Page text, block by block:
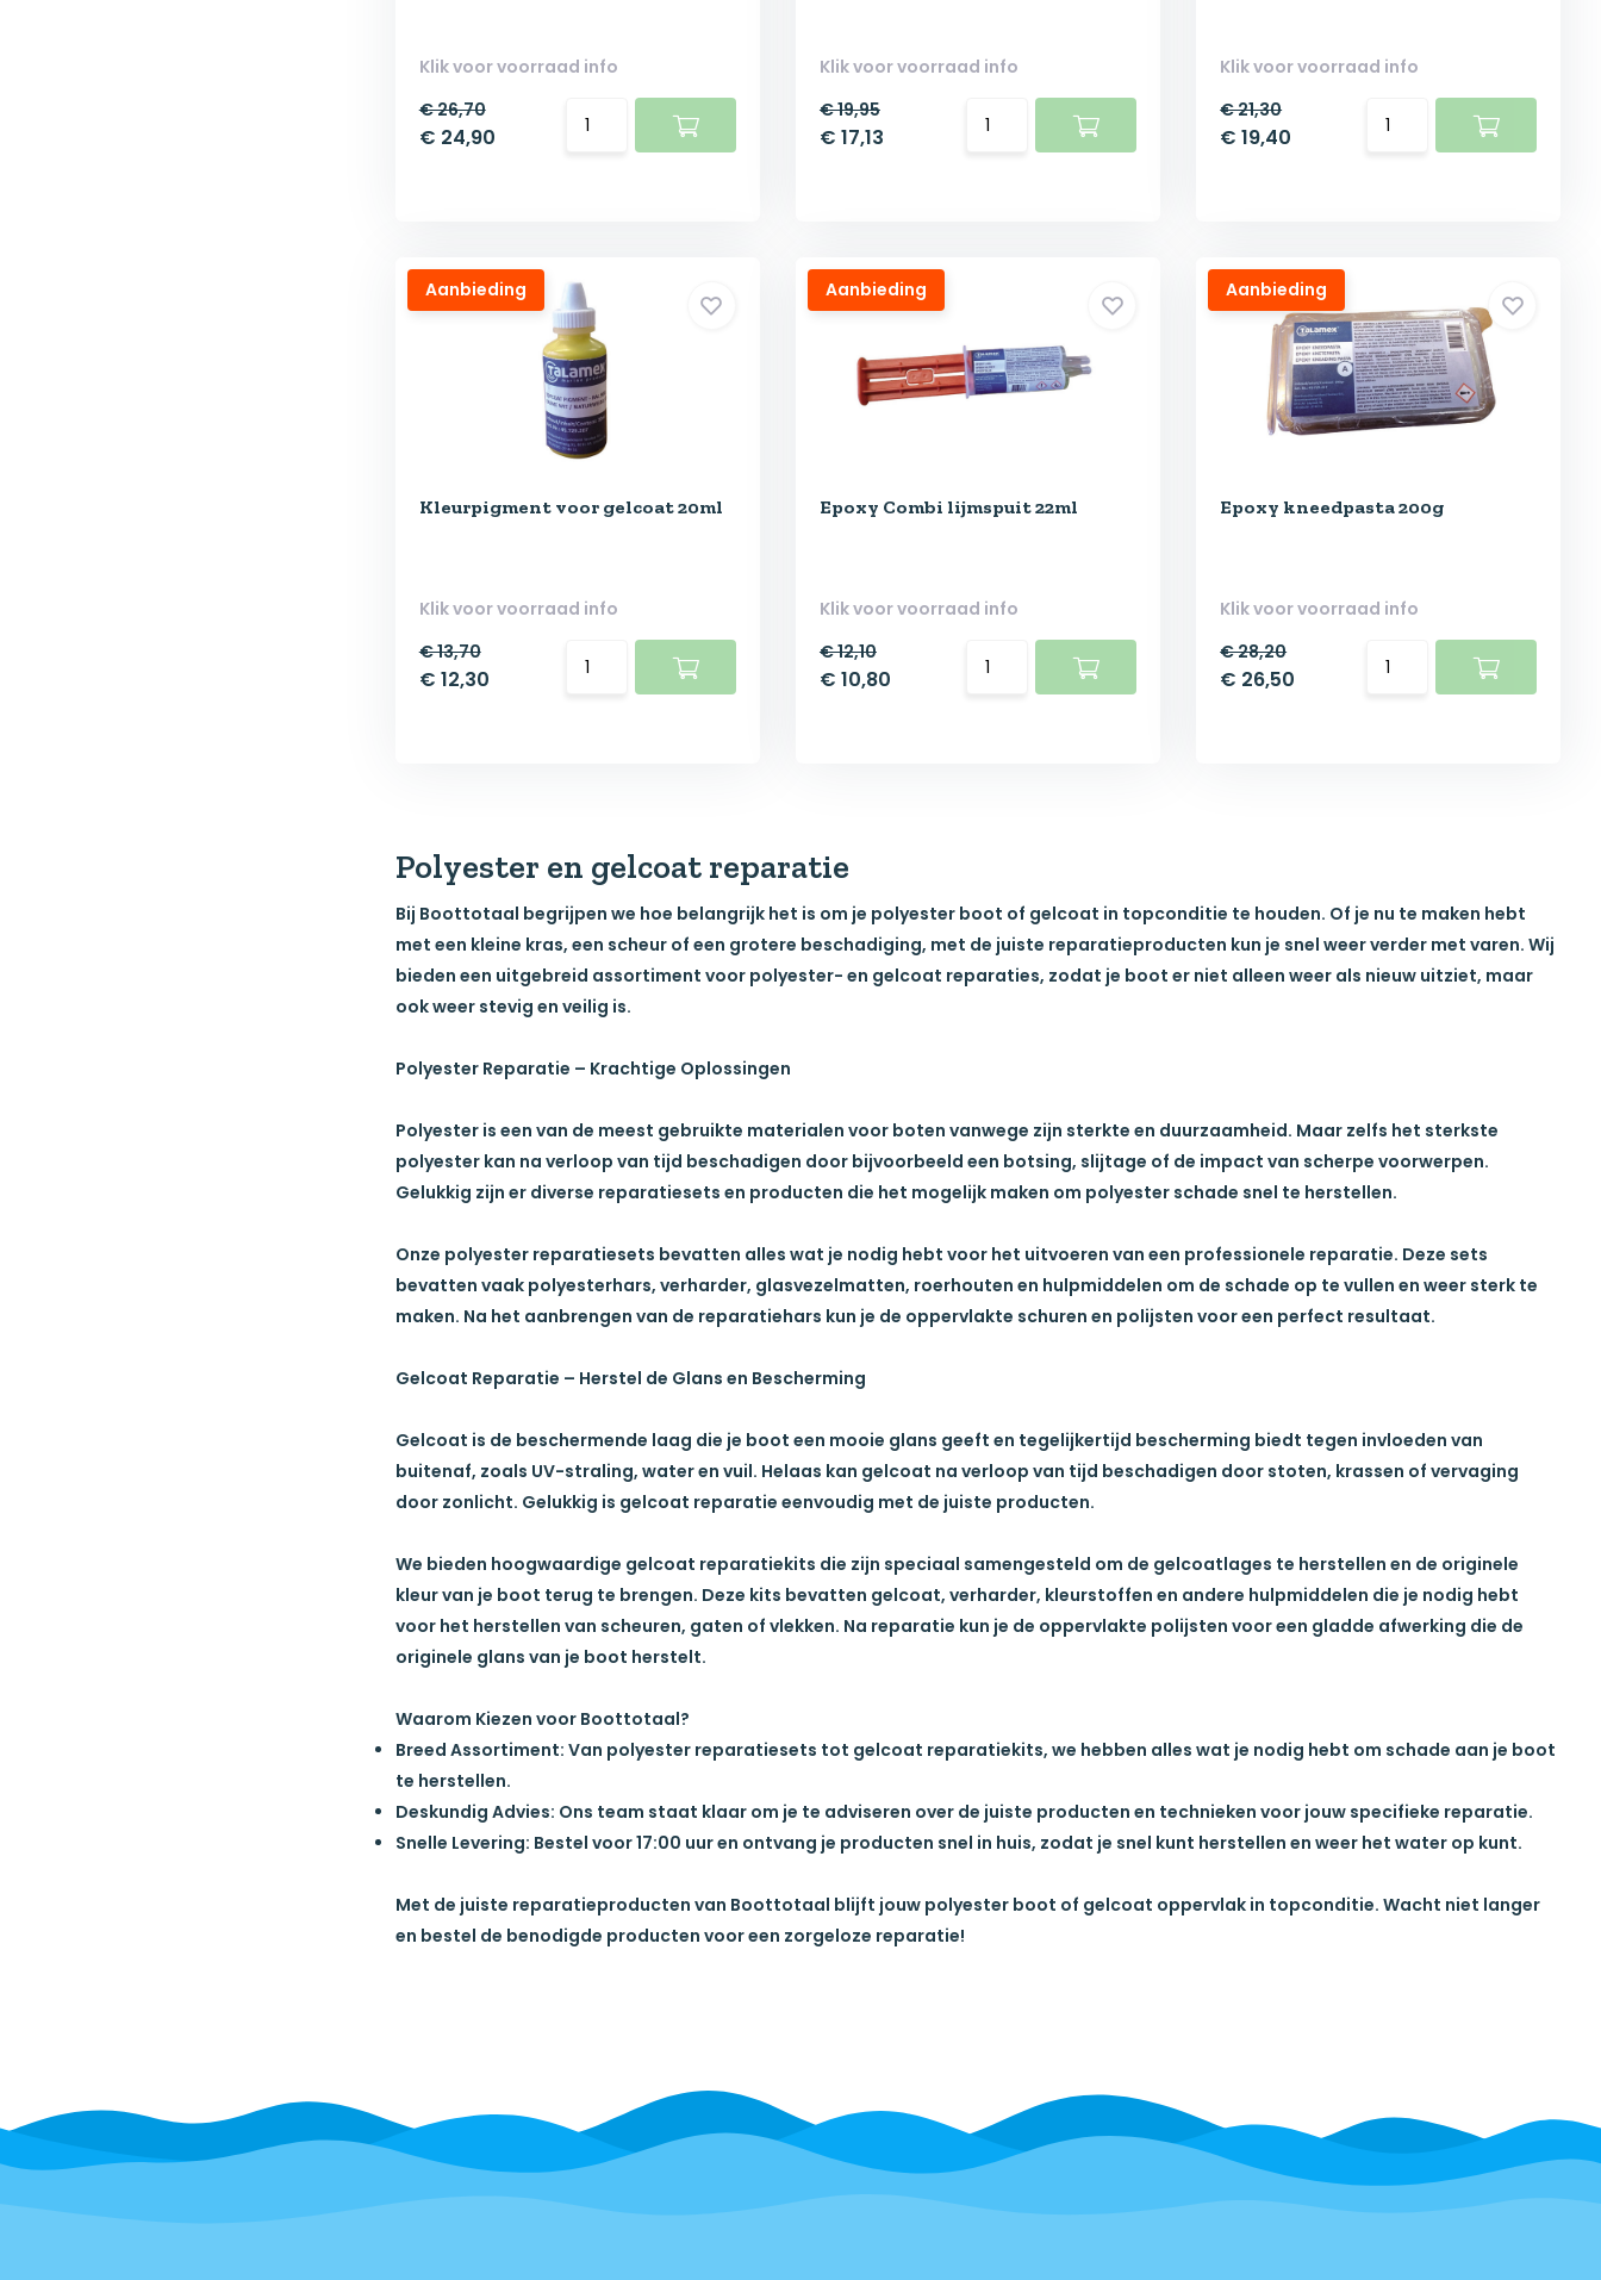
Klik voor voorraad info
€ 26,70
€ 24,90
Klik voor voorraad info
€ 19,95
€ 17,13
Klik voor voorraad info
€ 21,30
€ 19,40
Aanbieding
Kleurpigment voor gelcoat 20ml
Klik voor voorraad info
€ 13,70
€ 12,30
Aanbieding
Epoxy Combi lijmspuit 22ml
Klik voor voorraad info
€ 12,10
€ 10,80
Aanbieding
Epoxy kneedpasta 200g
Klik voor voorraad info
€ 28,20
€ 26,50
Polyester en gelcoat reparatie
Bij Boottotaal begrijpen we hoe belangrijk het is om je polyester boot of gelcoat in topconditie te houden. Of je nu te maken hebt
met een kleine kras, een scheur of een grotere beschadiging, met de juiste reparatieproducten kun je snel weer verder met varen. Wij
bieden een uitgebreid assortiment voor polyester- en gelcoat reparaties, zodat je boot er niet alleen weer als nieuw uitziet, maar
ook weer stevig en veilig is.
Polyester Reparatie – Krachtige Oplossingen
Polyester is een van de meest gebruikte materialen voor boten vanwege zijn sterkte en duurzaamheid. Maar zelfs het sterkste
polyester kan na verloop van tijd beschadigen door bijvoorbeeld een botsing, slijtage of de impact van scherpe voorwerpen.
Gelukkig zijn er diverse reparatiesets en producten die het mogelijk maken om polyester schade snel te herstellen.
Onze polyester reparatiesets bevatten alles wat je nodig hebt voor het uitvoeren van een professionele reparatie. Deze sets
bevatten vaak polyesterhars, verharder, glasvezelmatten, roerhouten en hulpmiddelen om de schade op te vullen en weer sterk te
maken. Na het aanbrengen van de reparatiehars kun je de oppervlakte schuren en polijsten voor een perfect resultaat.
Gelcoat Reparatie – Herstel de Glans en Bescherming
Gelcoat is de beschermende laag die je boot een mooie glans geeft en tegelijkertijd bescherming biedt tegen invloeden van
buitenaf, zoals UV-straling, water en vuil. Helaas kan gelcoat na verloop van tijd beschadigen door stoten, krassen of vervaging
door zonlicht. Gelukkig is gelcoat reparatie eenvoudig met de juiste producten.
We bieden hoogwaardige gelcoat reparatiekits die zijn speciaal samengesteld om de gelcoatlages te herstellen en de originele
kleur van je boot terug te brengen. Deze kits bevatten gelcoat, verharder, kleurstoffen en andere hulpmiddelen die je nodig hebt
voor het herstellen van scheuren, gaten of vlekken. Na reparatie kun je de oppervlakte polijsten voor een gladde afwerking die de
originele glans van je boot herstelt.
Waarom Kiezen voor Boottotaal?
Breed Assortiment: Van polyester reparatiesets tot gelcoat reparatiekits, we hebben alles wat je nodig hebt om schade aan je boot
te herstellen.
Deskundig Advies: Ons team staat klaar om je te adviseren over de juiste producten en technieken voor jouw specifieke reparatie.
Snelle Levering: Bestel voor 17:00 uur en ontvang je producten snel in huis, zodat je snel kunt herstellen en weer het water op kunt.
Met de juiste reparatieproducten van Boottotaal blijft jouw polyester boot of gelcoat oppervlakin topconditie. Wacht niet langer
en bestel de benodigde producten voor een zorgeloze reparatie!